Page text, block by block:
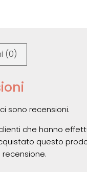
(0)
sono recensioni.
che hanno
questo